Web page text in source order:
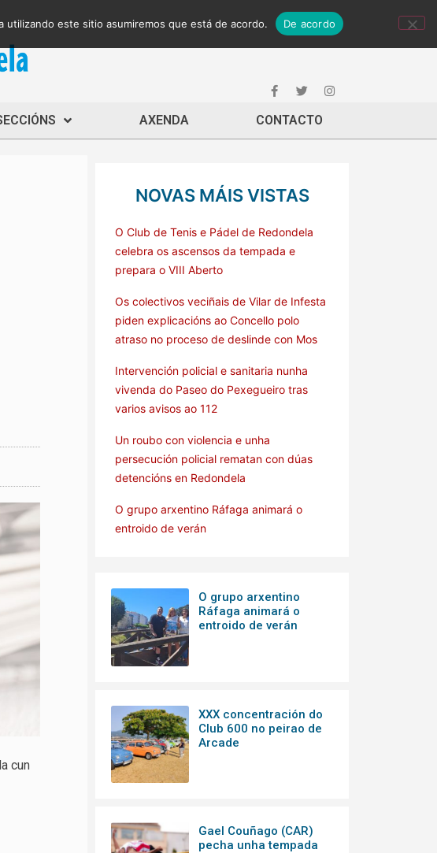
AXENDA CONTACTO
cun
NOVAS MÁIS VISTAS
O Club de Tenis e Pádel de Redondela
celebra os ascensos da tempada e
prepara o VIII Aberto
Os colectivos veciñais de Vilar de Infesta
piden explicacións ao Concello polo
atraso no proceso de deslinde con Mos
Intervención policial e sanitaria nunha
vivenda do Paseo do Pexegueiro tras
varios avisos ao 112
Un roubo con violencia e unha
persecución policial rematan con dúas
detencións en Redondela
O grupo arxentino Ráfaga animará o
entroido de verán
O grupo arxentino
Ráfaga animará o
entroido de verán
XXX concentración do
Club 600 no peirao de
Arcade
Gael Couñago (CAR)
pecha unha tempada
utilizando este sitio asumiremos que está de acordo. De acordo